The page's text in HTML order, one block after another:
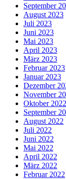
September
August 2023
Juli 2023
Juni 2023
Mai 2023
April 2023
März 2023
Februar 2023
Januar 2023
Dezember
November
Oktober 2022
September
August 2022
Juli 2022
Juni 2022
Mai 2022
April 2022
März 2022
Februar 2022